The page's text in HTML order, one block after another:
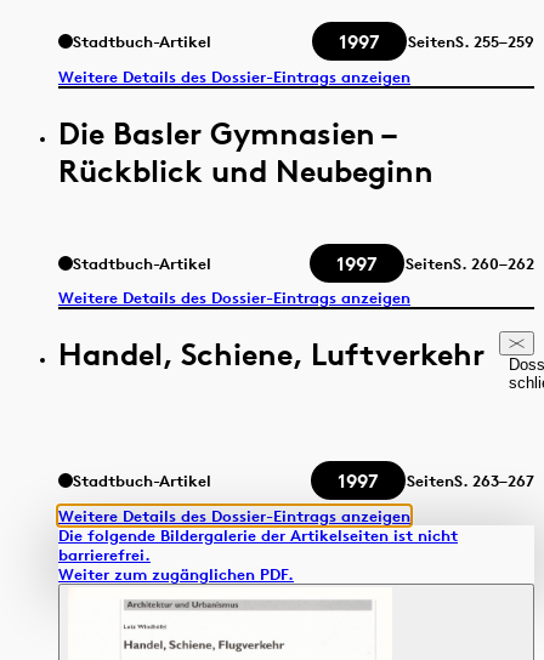
Stadtbuch-Artikel 1997 SeitenS. 255–259
Weitere Details des Dossier-Eintrags anzeigen
Die Basler Gymnasien –
Rückblick und Neubeginn
Stadtbuch-Artikel 1997 SeitenS. 260–262
Weitere Details des Dossier-Eintrags anzeigen
Handel, Schiene, Luftverkehr
Stadtbuch-Artikel 1997 SeitenS. 263–267
Weitere Details des Dossier-Eintrags anzeigen
Die folgende Bildergalerie der Artikelseiten ist nicht
barrierefrei.
Weiter zum zugänglichen PDF.